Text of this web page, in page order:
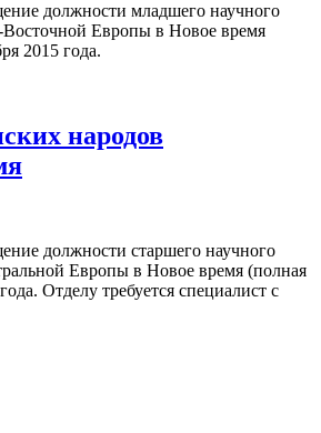
должности младшего научного
Восточной Европы в Новое время
2015 года.
народов
должности старшего научного
Европы в Новое время (полная
Отделу требуется специалист с